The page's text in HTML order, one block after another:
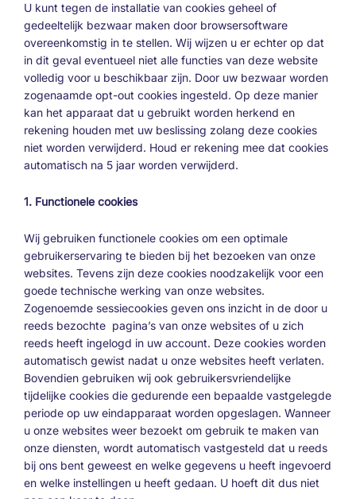
U kunt tegen de installatie van cookies geheel of
gedeeltelijk bezwaar maken door browsersoftware
overeenkomstig in te stellen. Wij wijzen u er echter op dat
in dit geval eventueel niet alle functies van deze website
volledig voor u beschikbaar zijn. Door uw bezwaar worden
zogenaamde opt-out cookies ingesteld. Op deze manier
kan het apparaat dat u gebruikt worden herkend en
rekening houden met uw beslissing zolang deze cookies
niet worden verwijderd. Houd er rekening mee dat cookies
automatisch na 5 jaar worden verwijderd.
1. Functionele cookies
Wij gebruiken functionele cookies om een optimale
gebruikerservaring te bieden bij het bezoeken van onze
websites. Tevens zijn deze cookies noodzakelijk voor een
goede technische werking van onze websites.
Zogenoemde sessiecookies geven ons inzicht in de door u
reeds bezochte pagina’s van onze websites of u zich
reeds heeft ingelogd in uw account. Deze cookies worden
automatisch gewist nadat u onze websites heeft verlaten.
Bovendien gebruiken wij ook gebruikersvriendelijke
tijdelijke cookies die gedurende een bepaalde vastgelegde
periode op uw eindapparaat worden opgeslagen. Wanneer
u onze websites weer bezoekt om gebruik te maken van
onze diensten, wordt automatisch vastgesteld dat u reeds
bij ons bent geweest en welke gegevens u heeft ingevoerd
en welke instellingen u heeft gedaan. U hoeft dit dus niet